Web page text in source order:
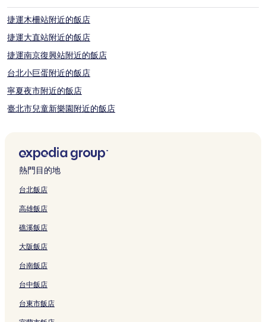
變
動，
可
受
到
其
他
款
捷運木柵站附近的飯店
捷運大直站附近的飯店
捷運南京復興站附近的飯店
台北小巨蛋附近的飯店
寧夏夜市附近的飯店
臺北市兒童新樂園附近的飯店
桃園市飯店
國立台灣師範大學附近的飯店
新莊區飯店
臺灣警察專科學校附近的飯店
三軍總醫院內湖總院附近的飯店
捷運台大醫院站附近的飯店
林口長庚紀念醫院附近的飯店
熱門目的地
台北飯店
高雄飯店
礁溪飯店
大阪飯店
台南飯店
台中飯店
台東市飯店